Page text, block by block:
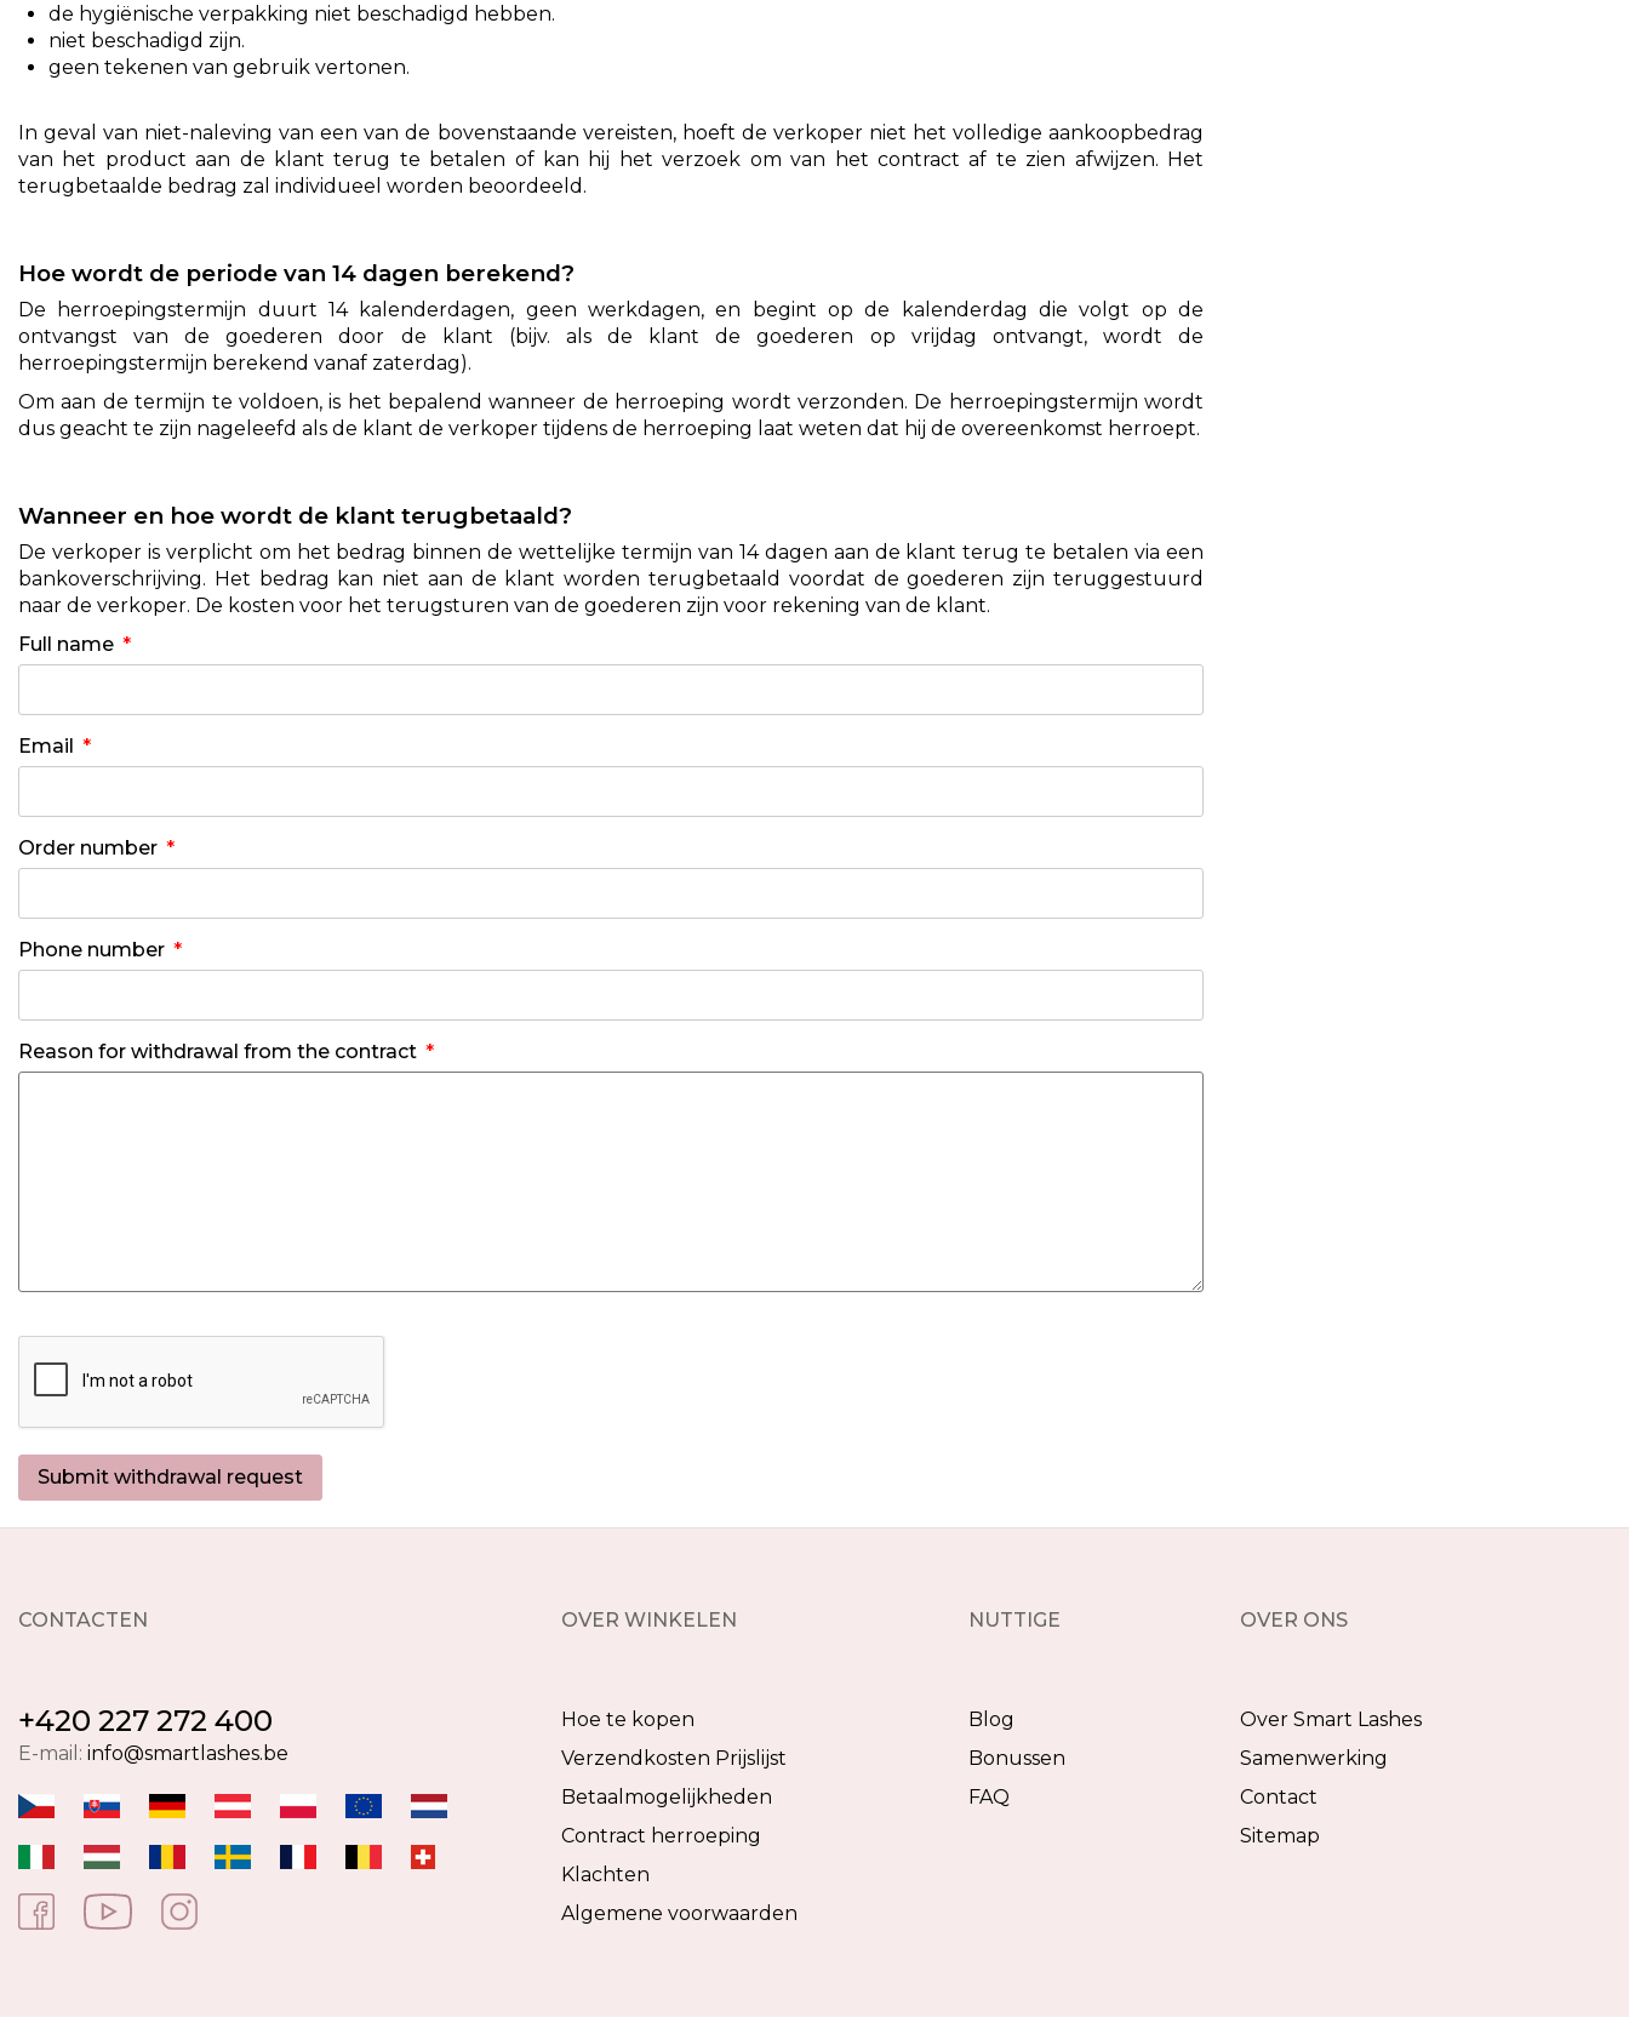
de hygiënische verpakking niet beschadigd hebben.
niet beschadigd zijn.
geen tekenen van gebruik vertonen.
In geval van niet-naleving van een van de bovenstaande vereisten, hoeft de verkoper niet het volledige aankoopbedrag
van het product aan de klant terug te betalen of kan hij het verzoek om van het contract af te zien afwijzen. Het
terugbetaalde bedrag zal individueel worden beoordeeld.
Hoe wordt de periode van 14 dagen berekend?
De herroepingstermijn duurt 14 kalenderdagen, geen werkdagen, en begint op de kalenderdag die volgt op de
ontvangst van de goederen door de klant (bijv. als de klant de goederen op vrijdag ontvangt, wordt de
herroepingstermijn berekend vanaf zaterdag).
Om aan de termijn te voldoen, is het bepalend wanneer de herroeping wordt verzonden. De herroepingstermijn wordt
dus geacht te zijn nageleefd als de klant de verkoper tijdens de herroeping laat weten dat hij de overeenkomst herroept.
Wanneer en hoe wordt de klant terugbetaald?
De verkoper is verplicht om het bedrag binnen de wettelijke termijn van 14 dagen aan de klant terug te betalen via een
bankoverschrijving. Het bedrag kan niet aan de klant worden terugbetaald voordat de goederen zijn teruggestuurd
naar de verkoper. De kosten voor het terugsturen van de goederen zijn voor rekening van de klant.
Full name
Email
Order number
Phone number
Reason for withdrawal from the contract
Submit withdrawal request
CONTACTEN
+420 227 272 400
E-mail: info@smartlashes.be
OVER WINKELEN
Hoe te kopen
Verzendkosten Prijslijst
Betaalmogelijkheden
Contract herroeping
Klachten
Algemene voorwaarden
NUTTIGE
Blog
Bonussen
FAQ
OVER ONS
Over Smart Lashes
Samenwerking
Contact
Sitemap